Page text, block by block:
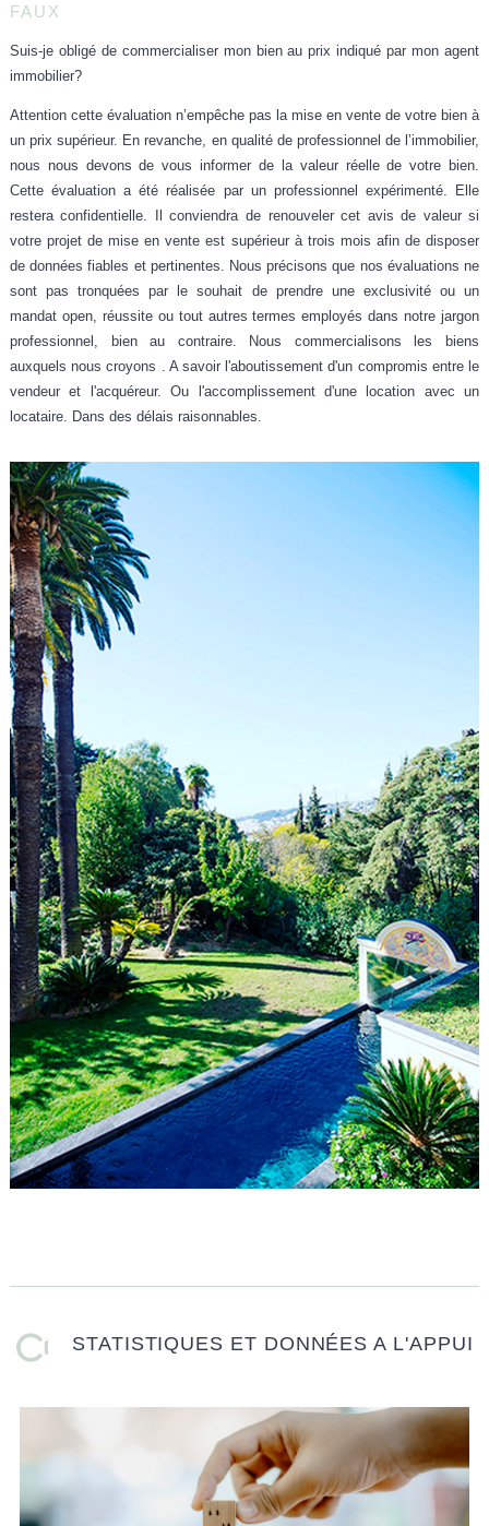
FAUX
Suis-je obligé de commercialiser mon bien au prix indiqué par mon agent
immobilier?
Attention cette évaluation n’empêche pas la mise en vente de votre bien à
un prix supérieur. En revanche, en qualité de professionnel de l’immobilier,
nous nous devons de vous informer de la valeur réelle de votre bien.
Cette évaluation a été réalisée par un professionnel expérimenté.
Elle
restera confidentielle.
Il conviendra de renouveler cet avis de valeur si
votre projet de mise en vente est supérieur à trois mois afin de disposer
de données fiables et pertinentes. Nous précisons que nos évaluations ne
sont pas tronquées par le souhait de prendre une exclusivité ou un
mandat open, réussite ou tout autres termes employés dans notre jargon
professionnel, bien au contraire.
Nous commercialisons les biens
auxquels nous croyons .
A savoir l'aboutissement d'un compromis entre le
vendeur et l'acquéreur. Ou l'accomplissement d'une location avec un
locataire. Dans des délais raisonnables.
STATISTIQUES ET DONNÉES A L'APPUI